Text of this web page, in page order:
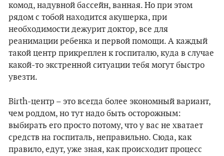
комод, надувной бассейн, ванная. Но при этом
рядом с тобой находится акушерка, при
необходимости дежурит доктор, все для
реанимации ребенка и первой помощи. А каждый
такой центр прикреплен к госпиталю, куда в случае
какой-то экстренной ситуации тебя могут быстро
увезти.
Вirth-центр – это всегда более экономный вариант,
чем роддом, но тут надо быть осторожным:
выбирать его просто потому, что у вас не хватает
средств на госпиталь, неправильно. Сюда, как
правило, едут, уже зная, как происходит процесс